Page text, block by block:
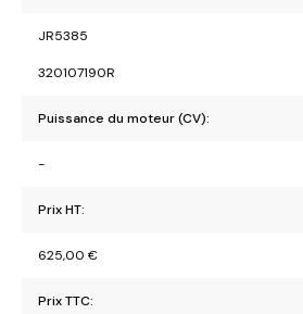
JR5385
320107190R
Puissance du moteur (CV):
-
Prix HT:
625,00 €
Prix TTC: